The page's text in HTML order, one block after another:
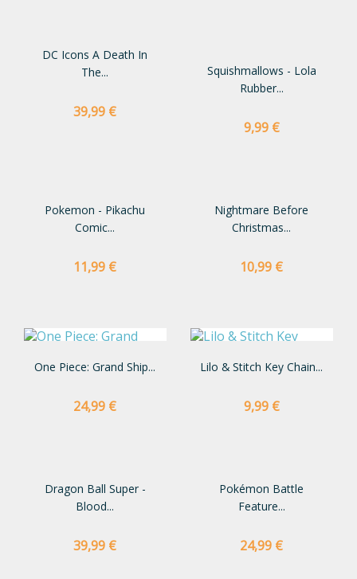
DC Icons A Death In
The...
Preço
39,99 €
Squishmallows - Lola
Rubber...
Preço
9,99 €
Pokemon - Pikachu
Comic...
Preço
11,99 €
Nightmare Before
Christmas...
Preço
10,99 €
One Piece: Grand Ship...
Preço
24,99 €
Lilo & Stitch Key Chain...
Preço
9,99 €
Dragon Ball Super -
Blood...
Preço
39,99 €
Pokémon Battle
Feature...
Preço
24,99 €